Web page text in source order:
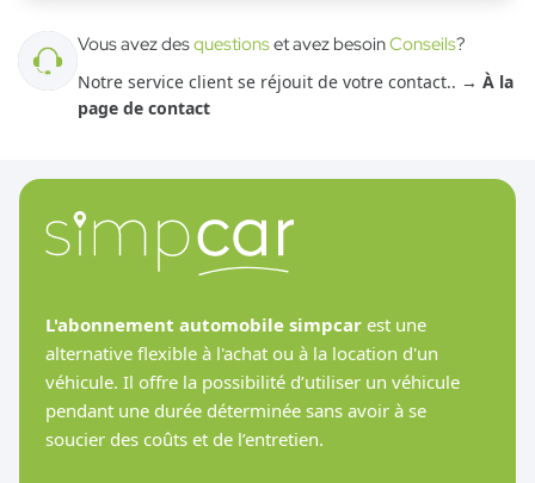
Vous avez desquestionset avez besoinConseils?
Notre service client se réjouit de votre contact.. → À la
page de contact
L'abonnement automobile simpcar est une
alternative flexible à l'achat ou à la location d'un
véhicule. Il offre la possibilité d’utiliser un véhicule
pendant une durée déterminée sans avoir à se
soucier des coûts et de l’entretien.